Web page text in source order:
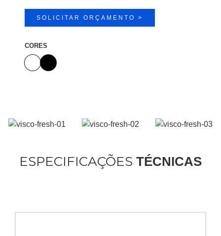
SOLICITAR ORÇAMENTO >
CORES
ESPECIFICAÇÕES TÉCNICAS